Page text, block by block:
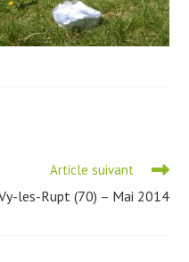
Article suivant
les-Rupt (70) – Mai 2014